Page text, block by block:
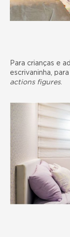
Para crianças e
escrivaninha,
actions figures.